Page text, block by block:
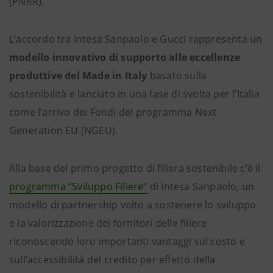
L’accordo tra Intesa Sanpaolo e Gucci rappresenta un
modello innovativo di supporto alle eccellenze
produttive del Made in Italy basato sulla
sostenibilità e lanciato in una fase di svolta per l’Italia
come l’arrivo dei Fondi del programma Next
Generation EU (NGEU).
Alla base del primo progetto di filiera sostenibile c’è il
programma “Sviluppo Filiere” di Intesa Sanpaolo, un
modello di partnership volto a sostenere lo sviluppo
e la valorizzazione dei fornitori delle filiere
riconoscendo loro importanti vantaggi sul costo e
sull’accessibilità del credito per effetto della